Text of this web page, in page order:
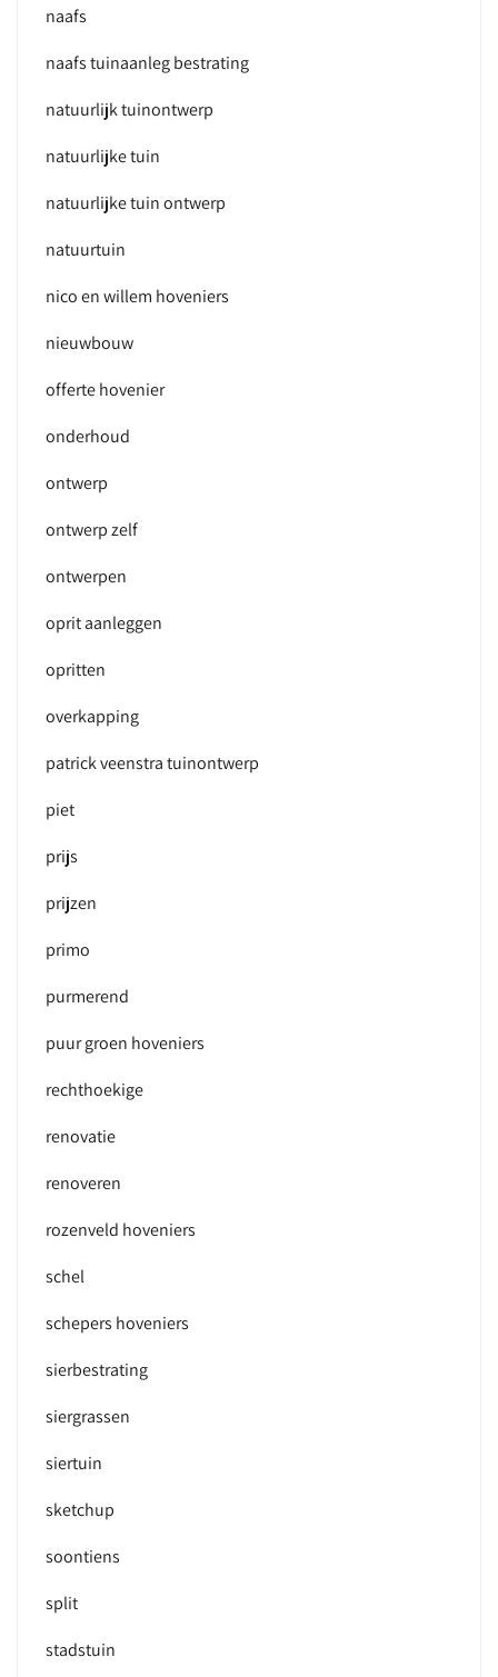
naafs
naafs tuinaanleg bestrating
natuurlijk tuinontwerp
natuurlijke tuin
natuurlijke tuin ontwerp
natuurtuin
nico en willem hoveniers
nieuwbouw
offerte hovenier
onderhoud
ontwerp
ontwerp zelf
ontwerpen
oprit aanleggen
opritten
overkapping
patrick veenstra tuinontwerp
piet
prijs
prijzen
primo
purmerend
puur groen hoveniers
rechthoekige
renovatie
renoveren
rozenveld hoveniers
schel
schepers hoveniers
sierbestrating
siergrassen
siertuin
sketchup
soontiens
split
stadstuin